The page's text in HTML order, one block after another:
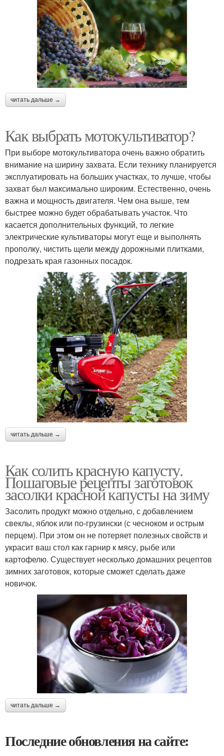
читать дальше →
Как выбрать мотокультиватор?
При выборе мотокультиватора очень важно обратить
внимание на ширину захвата. Если технику планируется
эксплуатировать на больших участках, то лучше, чтобы
захват был максимально широким. Естественно, очень
важна и мощность двигателя. Чем она выше, тем
быстрее можно будет обрабатывать участок. Что
касается дополнительных функций, то легкие
электрические культиваторы могут еще и выполнять
прополку, чистить щели между дорожными плитками,
подрезать края газонных посадок.
читать дальше →
Как солить красную капусту.
Пошаговые рецепты заготовок
засолки красной капусты на зиму
Засолить продукт можно отдельно, с добавлением
свеклы, яблок или по-грузински (с чесноком и острым
перцем). При этом он не потеряет полезных свойств и
украсит ваш стол как гарнир к мясу, рыбе или
картофелю. Существует несколько домашних рецептов
зимних заготовок, которые сможет сделать даже
новичок.
читать дальше →
Последние обновления на сайте: